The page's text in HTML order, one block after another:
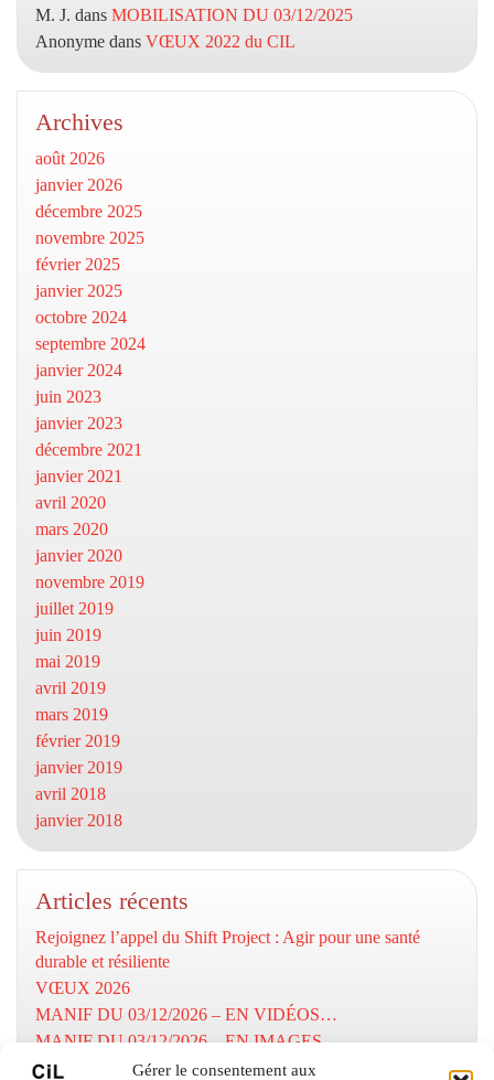
Gérer le consentement aux
M. J. dans MOBILISATION DU 03/12/2025
Anonyme dans VŒUX 2022 du CIL
Archives
août 2026
janvier 2026
décembre 2025
novembre 2025
février 2025
janvier 2025
octobre 2024
septembre 2024
janvier 2024
juin 2023
janvier 2023
décembre 2021
janvier 2021
avril 2020
mars 2020
janvier 2020
novembre 2019
juillet 2019
juin 2019
mai 2019
avril 2019
mars 2019
février 2019
janvier 2019
avril 2018
janvier 2018
Articles récents
Rejoignez l’appel du Shift Project : Agir pour une santé
durable et résiliente
VŒUX 2026
MANIF DU 03/12/2026 – EN VIDÉOS…
MANIF DU 03/12/2026 – EN IMAGES…
MOBILISATION DU 03/12/2025